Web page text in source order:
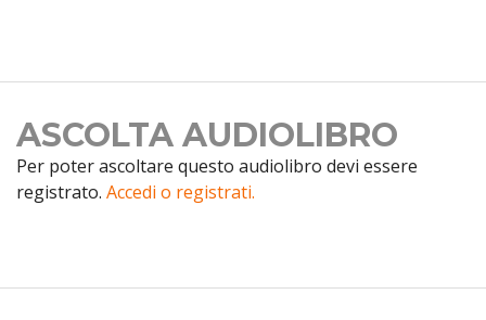
ASCOLTA AUDIOLIBRO
Per poter ascoltare questo audiolibro devi essere
registrato. Accedi o registrati.